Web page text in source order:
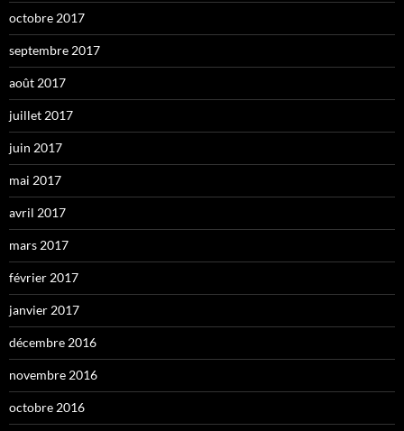
octobre 2017
septembre 2017
août 2017
juillet 2017
juin 2017
mai 2017
avril 2017
mars 2017
février 2017
janvier 2017
décembre 2016
novembre 2016
octobre 2016